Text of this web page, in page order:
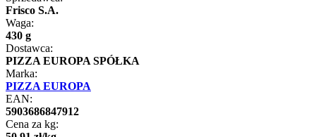
Frisco S.A.
Waga:
430 g
Dostawca:
PIZZA EUROPA SPÓŁKA
Marka:
PIZZA EUROPA
EAN:
5903686847912
Cena za kg: